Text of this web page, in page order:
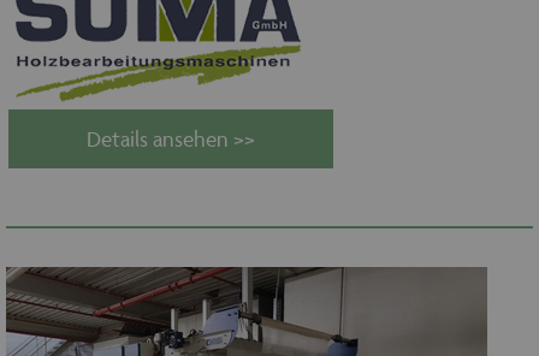
Details ansehen >>
Name
maschinenhandel
CookieScriptConsent
CookieScript
www.maschinen-